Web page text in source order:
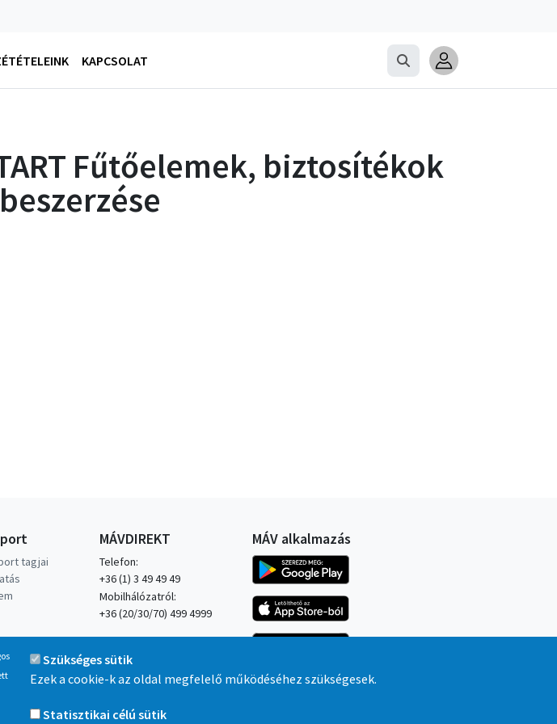
KAPCSOLAT
Fűtőelemek, biztosítékok
tagjai
MÁVDIREKT
Telefon:
+36 (1) 3 49 49 49
Mobilhálózatról:
+36 (20/30/70) 499 4999
MÁV alkalmazás
Kép
Kép
Kép
Vegyen még gyorsabban,
Szükséges sütik
Ezek a cookie-k az oldal megfelelő működéséhez szükségesek.
Statisztikai célú sütik